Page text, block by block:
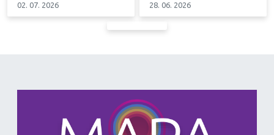
02. 07. 2026 28. 06. 2026